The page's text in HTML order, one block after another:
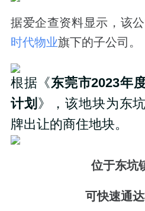
据爱企查资料显示，该
时代物业旗下的子公司。
根据《东莞市2023年
计划 》，该地块为东
牌出让的商住地块。
位于东坑
可快速通